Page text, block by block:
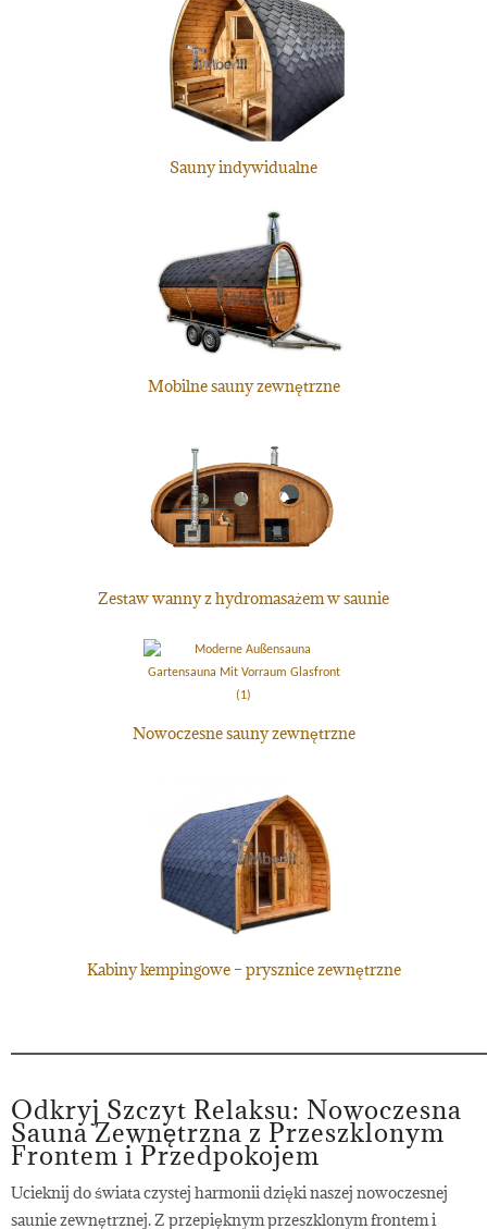
Sauny indywidualne
Mobilne sauny zewnętrzne
Zestaw wanny z hydromasażem w saunie
Nowoczesne sauny zewnętrzne
Kabiny kempingowe – prysznice zewnętrzne
Odkryj Szczyt Relaksu: Nowoczesna
Sauna Zewnętrzna z Przeszklonym
Frontem i Przedpokojem
Ucieknij do świata czystej harmonii dzięki naszej nowoczesnej
saunie zewnętrznej. Z przepięknym przeszklonym frontem i